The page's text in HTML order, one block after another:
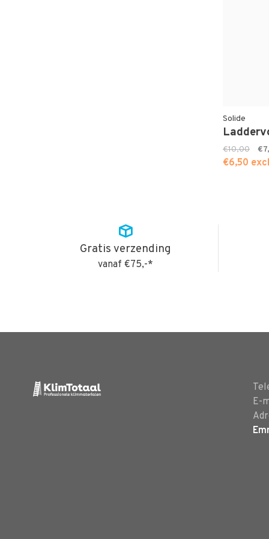
Solide
€10,00
€6,50
Gratis verzending
vanaf €75,-*
E-